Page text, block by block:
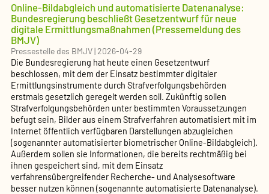
Online-Bildabgleich und automatisierte Datenanalyse:
Bundesregierung beschließt Gesetzentwurf für neue
digitale Ermittlungsmaßnahmen (Pressemeldung des
BMJV)
Pressestelle des BMJV|2026-04-29
Die Bundesregierung hat heute einen Gesetzentwurf
beschlossen, mit dem der Einsatz bestimmter digitaler
Ermittlungsinstrumente durch Strafverfolgungsbehörden
erstmals gesetzlich geregelt werden soll. Zukünftig sollen
Strafverfolgungsbehörden unter bestimmten Voraussetzungen
befugt sein, Bilder aus einem Strafverfahren automatisiert mit im
Internet öffentlich verfügbaren Darstellungen abzugleichen
(sogenannter automatisierter biometrischer Online-Bildabgleich).
Außerdem sollen sie Informationen, die bereits rechtmäßig bei
ihnen gespeichert sind, mit dem Einsatz
verfahrensübergreifender Recherche- und Analysesoftware
besser nutzen können (sogenannte automatisierte Datenanalyse).